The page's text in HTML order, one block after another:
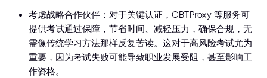
考虑战略合作伙伴：对于关键认证，CBTProxy 等服务可
提供考试通过保障，节省时间、减轻压力，确保合规，无
需像传统学习方法那样反复苦读。这对于高风险考试尤为
重要，因为考试失败可能导致职业发展受阻，甚至影响工
作资格。